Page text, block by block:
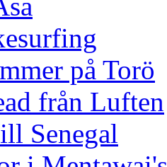
på Torö
från Luften
Senegal